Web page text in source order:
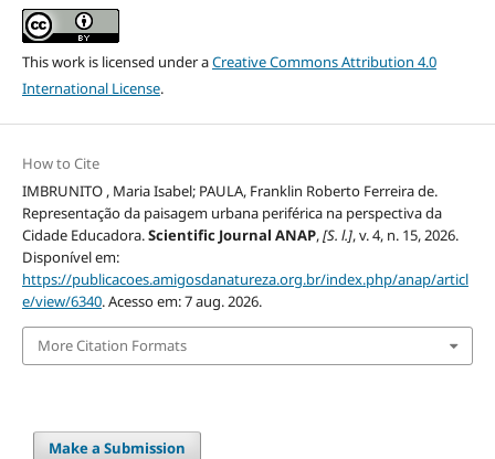
This work is licensed under aCreative Commons Attribution 4.0
International License.
How to Cite
IMBRUNITO , Maria Isabel; PAULA, Franklin Roberto Ferreira de.
Representação da paisagem urbana periférica na perspectiva da
Cidade Educadora.Scientific Journal ANAP,[S. l.], v. 4, n. 15, 2026.
Disponível em:
https://publicacoes.amigosdanatureza.org.br/index.php/anap/articl
e/view/6340. Acesso em: 7 aug. 2026.
More Citation Formats
Make a Submission